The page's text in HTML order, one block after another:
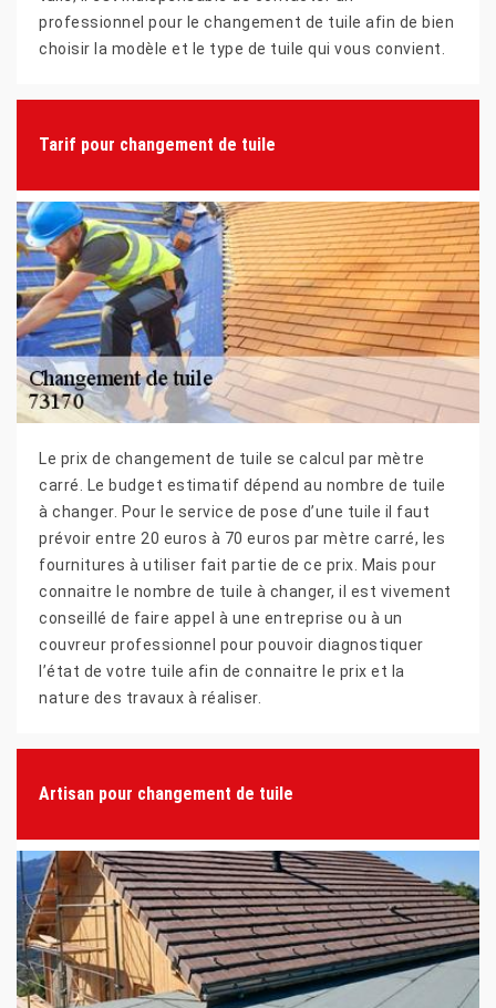
professionnel pour le changement de tuile afin de bien
choisir la modèle et le type de tuile qui vous convient.
Tarif pour changement de tuile
Le prix de changement de tuile se calcul par mètre
carré. Le budget estimatif dépend au nombre de tuile
à changer. Pour le service de pose d’une tuile il faut
prévoir entre 20 euros à 70 euros par mètre carré, les
fournitures à utiliser fait partie de ce prix. Mais pour
connaitre le nombre de tuile à changer, il est vivement
conseillé de faire appel à une entreprise ou à un
couvreur professionnel pour pouvoir diagnostiquer
l’état de votre tuile afin de connaitre le prix et la
nature des travaux à réaliser.
Artisan pour changement de tuile